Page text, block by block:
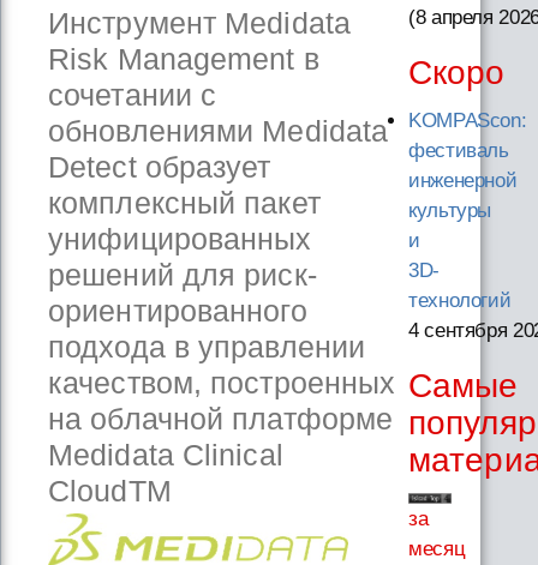
Инструмент Medidata
Risk Management в
сочетании с
обновлениями Medidata
Detect образует
комплексный пакет
унифицированных
решений для риск-
ориентированного
подхода в управлении
качеством, построенных
на облачной платформе
Medidata Clinical
CloudTM
(8 апреля
Скоро
KOMPAScon:
фестиваль
инженерной
культуры
и
3D-
технологий
4 сентября
Самые
за
месяц